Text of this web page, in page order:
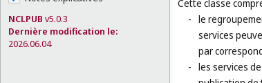
NCLPUB v5.0.3
Dernière modification le:
2026.06.04
Cette classe
- le
services
par
- les services